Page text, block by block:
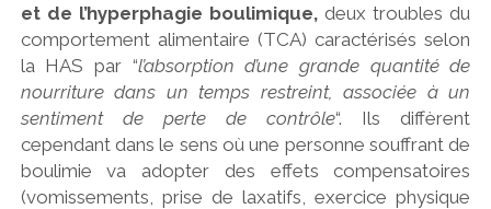
et de l’hyperphagie boulimique,deux troubles du
comportement alimentaire (TCA) caractérisés selon
la HAS par “l’absorption d’une grande quantité de
nourriture dans un temps restreint, associée à un
sentiment de perte de contrôle“. Ils diffèrent
cependant dans le sens où une personne souffrant de
boulimie va adopter des effets compensatoires
(vomissements, prise de laxatifs, exercice physique